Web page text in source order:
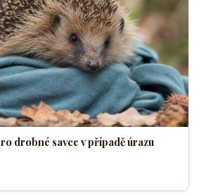
drobné savce v případě úrazu